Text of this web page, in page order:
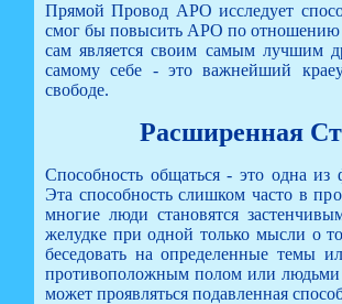
Прямой Провод АРО исследует
смог бы повысить АРО по отношению
сам является своим самым лучшим
самому себе - это важнейший
свободе.
Расширенная
Способность общаться - это одна из
Эта способность слишком часто в
многие люди становятся
желудке при одной только мысли о
беседовать на определенные темы
противоположным полом или людьми
может проявляться подавленная